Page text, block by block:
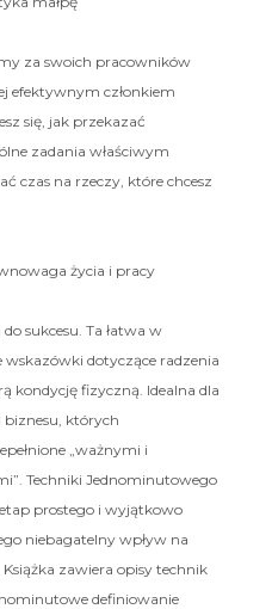
za swoich pracowników
efektywnym członkiem
się, jak przekazać
zadania właściwym
czas na rzeczy, które chcesz
życia i pracy
sukcesu. Ta łatwa w
wskazówki dotyczące radzenia
kondycję fizyczną. Idealna dla
których
„ważnymi i
Techniki Jednominutowego
prostego i wyjątkowo
niebagatelny wpływ na
zawiera opisy technik
definiowanie